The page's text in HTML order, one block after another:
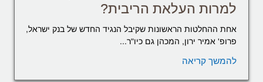
למרות העלאת הריבית?
אחת ההחלטות הראשונות שקיבל הנגיד החדש של בנק ישראל,
פרופ' אמיר ירון, המכהן גם כיו"ר...
להמשך קריאה